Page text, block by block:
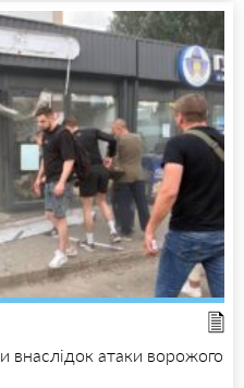
атаки ворожого